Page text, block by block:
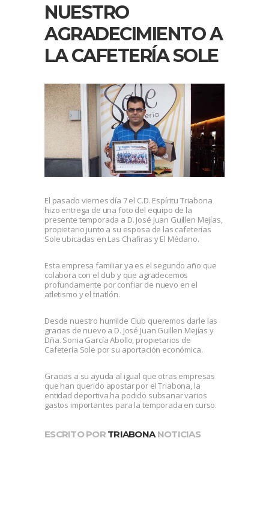
NUESTRO
AGRADECIMIENTO A
LA CAFETERÍA SOLE
El pasado viernes día 7 el C.D. Espíritu Triabona
hizo entrega de una foto del equipo de la
presente temporada a D. José Juan Guillen Mejías,
propietario junto a su esposa de las cafeterías
Sole ubicadas en Las Chafiras y El Médano.
Esta empresa familiar ya es el segundo año que
colabora con el club y que agradecemos
profundamente por confiar de nuevo en el
atletismo y el triatlón.
Desde nuestro humilde Club queremos darle las
gracias de nuevo a D. José Juan Guillen Mejías y
Dña. Sonia García Abollo, propietarios de
Cafetería Sole por su aportación económica.
Gracias a su ayuda al igual que otras empresas
que han querido apostar por el Triabona, la
entidad deportiva ha podido subsanar varios
gastos importantes para la temporada en curso.
ESCRITO POR TRIABONA NOTICIAS